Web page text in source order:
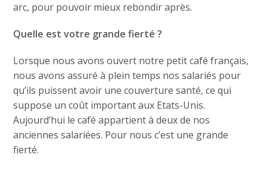
arc, pour pouvoir mieux rebondir après.
Quelle est votre grande fierté ?
Lorsque nous avons ouvert notre petit café français,
nous avons assuré à plein temps nos salariés pour
qu’ils puissent avoir une couverture santé, ce qui
suppose un coût important aux Etats-Unis.
Aujourd’hui le café appartient à deux de nos
anciennes salariées. Pour nous c’est une grande
fierté.